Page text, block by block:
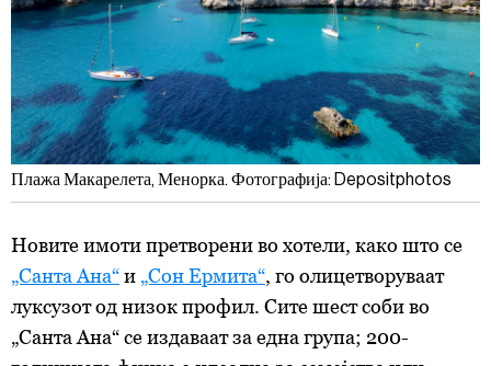
Плажа Макарелета, Менорка. Фотографија: Depositphotos
Новите имоти претворени во хотели, како што се
„Санта Ана“и „Сон Ермита“, го олицетворуваат
луксузот од низок профил. Сите шест соби во
„Санта Ана“ се издаваат за една група; 200-